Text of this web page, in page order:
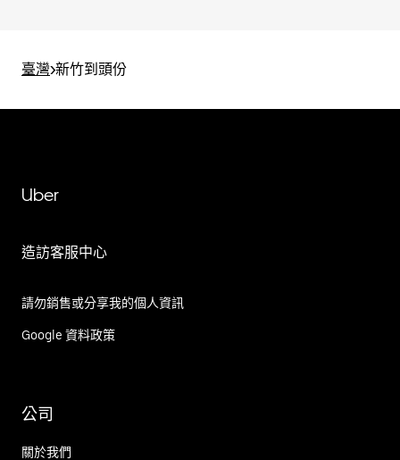
臺灣>新竹到頭份
Uber
造訪客服中心
請勿銷售或分享我的個人資訊
Google 資料政策
公司
關於我們